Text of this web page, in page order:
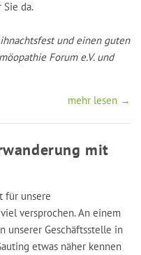
da.
und einen guten
Forum e.V. und
mehr lesen →
mit
für unsere
versprochen. An einem
unserer Geschäftsstelle in
etwas näher kennen